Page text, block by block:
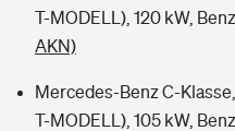
T-MODELL), 120 kW,
AKN)
Mercedes-Benz C-
T-MODELL), 105 kW,